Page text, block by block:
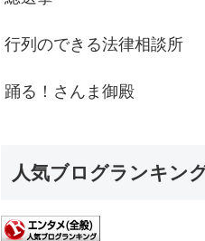
行列のできる法律相談所
踊る！さんま御殿
人気ブログランキン